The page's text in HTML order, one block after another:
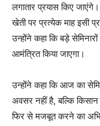
लगातार प्रयास किए जाएंगे।
खेती पर प्रत्येक माह इसी
उन्होंने कहा कि बड़े
आमंत्रित किया जाएगा।
उन्होंने कहा कि आज का
अवसर नहीं है, बल्कि
फिर से मजबूत करने का